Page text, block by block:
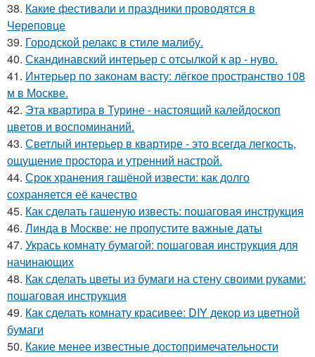
38. Какие фестивали и праздники проводятся в
Череповце
39. Городской релакс в стиле малибу.
40. Скандинавский интерьер с отсылкой к ар - нуво.
41. Интерьер по законам васту: лёгкое пространство 108
м в Москве.
42. Эта квартира в Турине - настоящий калейдоскоп
цветов и воспоминаний.
43. Светлый интерьер в квартире - это всегда легкость,
ощущение простора и утренний настрой.
44. Срок хранения гашёной извести: как долго
сохраняется её качество
45. Как сделать гашеную известь: пошаговая инструкция
46. Линда в Москве: не пропустите важные даты
47. Укрась комнату бумагой: пошаговая инструкция для
начинающих
48. Как сделать цветы из бумаги на стену своими руками:
пошаговая инструкция
49. Как сделать комнату красивее: DIY декор из цветной
бумаги
50. Какие менее известные достопримечательности